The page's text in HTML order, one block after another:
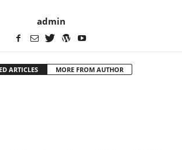
admin
ARTICLES MORE FROM AUTHOR